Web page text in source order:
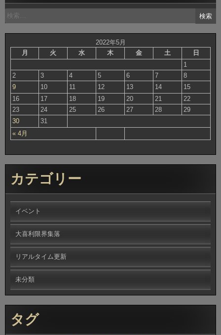
検
索:
2022年5月
月
火 水 木 金 土 日
« 4月
1
2
3 4 5 6 7
8
9
10 11 12 13 14
15
16
17 18 19 20 21
22
23
24 25 26 27 28
29
30
31
カテゴリー
イベント
大喜利限界集落
リアルタイム更新
未分類
タグ